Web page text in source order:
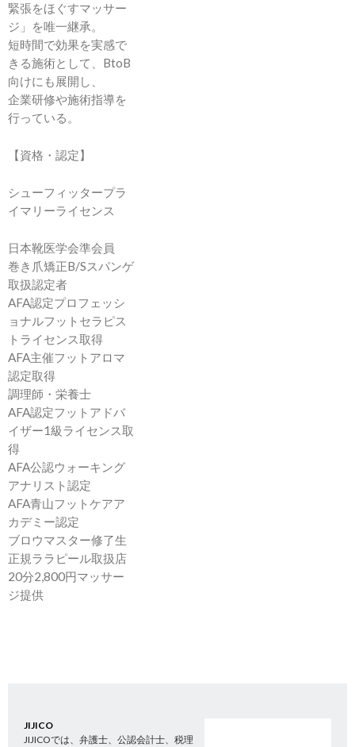
緊張をほぐすマッサー
ジ」を唯一継承。
短時間で効果を実感で
きる施術として、BtoB
向けにも展開し、
企業研修や施術指導を
行っている。
【資格・認定】
シューフィッタープラ
イマリーライセンス
日本靴医学会準会員
巻き爪矯正B/Sスパンゲ
取扱認定者
AFA認定プロフェッシ
ョナルフットセラピス
トライセンス取得
AFA主催フットアロマ
認定取得
調理師・栄養士
AFA認定フットアドバ
イザー1級ライセンス取
得
AFA公認ウォーキング
アナリスト認定
AFA青山フットケアア
カデミー認定
ブロウマスター修了生
正規ララピール取扱店
20分2,800円マッサー
ジ提供
JIJICO
JIJICOでは、弁護士、公認会計士、税理